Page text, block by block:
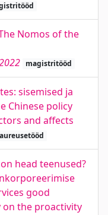
Nomos of the
magistritööd
sisemised ja
Chinese policy
and affects
head teenused?
good
on the proactivity